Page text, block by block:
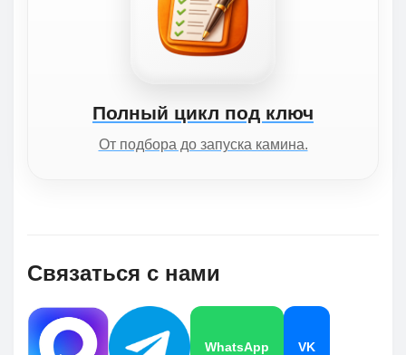
Полный цикл под ключ
От подбора до запуска камина.
Связаться с нами
WhatsApp VK